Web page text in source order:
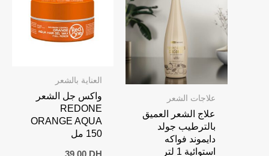
علاجات الشعر
علاج الشعر العميق
بالترطيب جولد
دايموند فواكه
استوائية 1 لتر
العناية بالشعر
واكس جل الشعر
REDONE
ORANGE AQUA
150 مل
39,00 DH